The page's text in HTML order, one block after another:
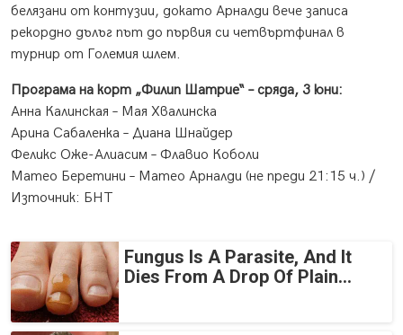
белязани от контузии, докато Арналди вече записа
рекордно дълъг път до първия си четвъртфинал в
турнир от Големия шлем.
Програма на корт „Филип Шатрие“ – сряда, 3 юни:
Анна Калинская – Мая Хвалинска
Арина Сабаленка – Диана Шнайдер
Феликс Оже-Алиасим – Флавио Коболи
Матео Беретини – Матео Арналди (не преди 21:15 ч.) /
Източник: БНТ
Fungus Is A Parasite, And It
Dies From A Drop Of Plain...